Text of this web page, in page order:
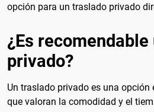
opción para un traslado privado
¿Es
privado?
Un traslado privado es una opción
que valoran la comodidad y el